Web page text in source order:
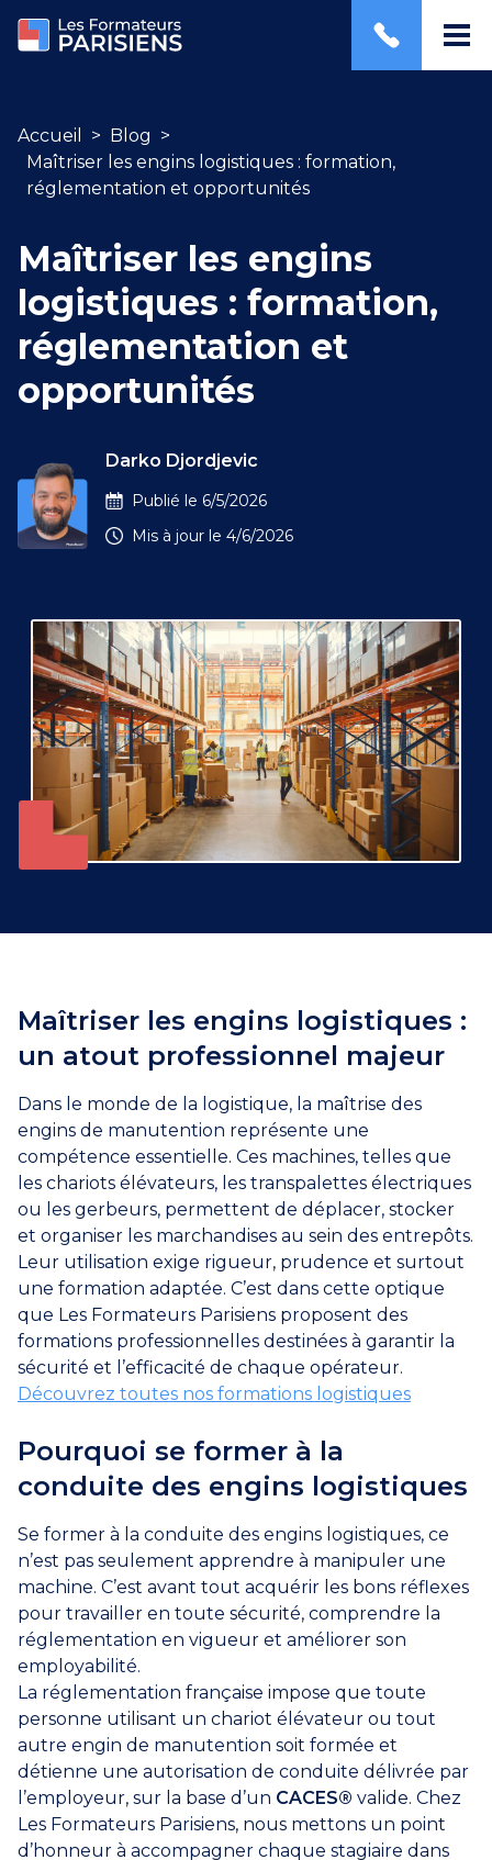
Accueil > Blog >
Maîtriser les engins logistiques : formation,
réglementation et opportunités
Maîtriser les engins
logistiques : formation,
réglementation et
opportunités
Darko Djordjevic
Publié le 6/5/2026
Mis à jour le 4/6/2026
Maîtriser les engins logistiques :
un atout professionnel majeur
Dans le monde de la logistique, la maîtrise des
engins de manutention représente une
compétence essentielle. Ces machines, telles que
les chariots élévateurs, les transpalettes électriques
ou les gerbeurs, permettent de déplacer, stocker
et organiser les marchandises au sein des entrepôts.
Leur utilisation exige rigueur, prudence et surtout
une formation adaptée. C’est dans cette optique
que Les Formateurs Parisiens proposent des
formations professionnelles destinées à garantir la
sécurité et l’efficacité de chaque opérateur.
Découvrez toutes nos formations logistiques
Pourquoi se former à la
conduite des engins logistiques
Se former à la conduite des engins logistiques, ce
n’est pas seulement apprendre à manipuler une
machine. C’est avant tout acquérir les bons réflexes
pour travailler en toute sécurité, comprendre la
réglementation en vigueur et améliorer son
employabilité.
La réglementation française impose que toute
personne utilisant un chariot élévateur ou tout
autre engin de manutention soit formée et
détienne une autorisation de conduite délivrée par
l’employeur, sur la base d’un CACES® valide. Chez
Les Formateurs Parisiens, nous mettons un point
d’honneur à accompagner chaque stagiaire dans